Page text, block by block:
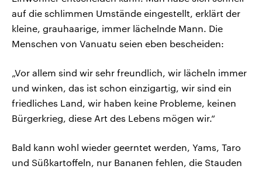
auf die schlimmen Umstände eingestellt, erklärt der
kleine, grauhaarige, immer lächelnde Mann. Die
Menschen von Vanuatu seien eben bescheiden:
„Vor allem sind wir sehr freundlich, wir lächeln immer
und winken, das ist schon einzigartig, wir sind ein
friedliches Land, wir haben keine Probleme, keinen
Bürgerkrieg, diese Art des Lebens mögen wir.“
Bald kann wohl wieder geerntet werden, Yams, Taro
und Süßkartoffeln, nur Bananen fehlen, die Stauden